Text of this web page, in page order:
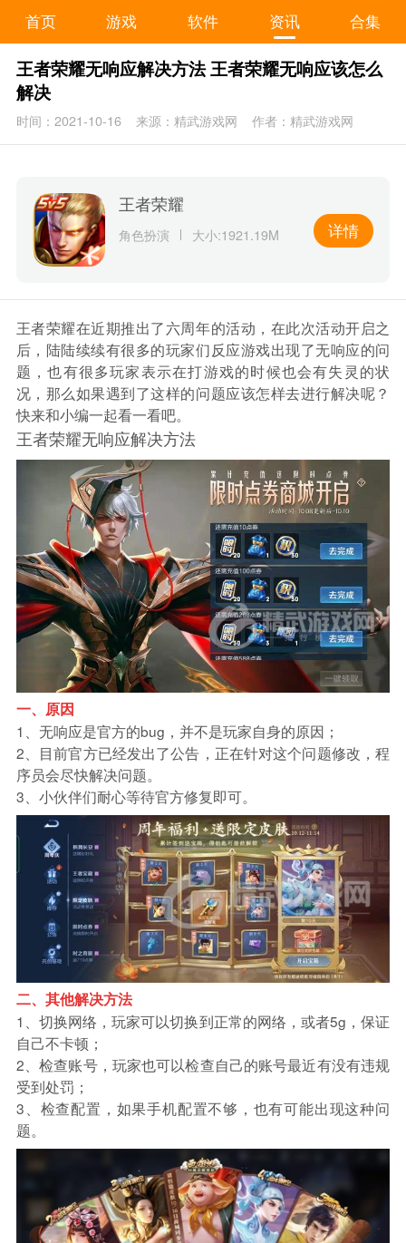
首页 游戏 软件 资讯 合集
王者荣耀无响应解决方法 王者荣耀无响应该怎么
解决
时间：2021-10-16 来源：精武游戏网 作者：精武游戏网
王者荣耀
角色扮演 大小:1921.19M 详情
王者荣耀在近期推出了六周年的活动，在此次活动开启之
后，陆陆续续有很多的玩家们反应游戏出现了无响应的问
题，也有很多玩家表示在打游戏的时候也会有失灵的状
况，那么如果遇到了这样的问题应该怎样去进行解决呢？
快来和小编一起看一看吧。
王者荣耀无响应解决方法
一、原因
1、无响应是官方的bug，并不是玩家自身的原因；
2、目前官方已经发出了公告，正在针对这个问题修改，程
序员会尽快解决问题。
3、小伙伴们耐心等待官方修复即可。
二、其他解决方法
1、切换网络，玩家可以切换到正常的网络，或者5g，保证
自己不卡顿；
2、检查账号，玩家也可以检查自己的账号最近有没有违规
受到处罚；
3、检查配置，如果手机配置不够，也有可能出现这种问
题。